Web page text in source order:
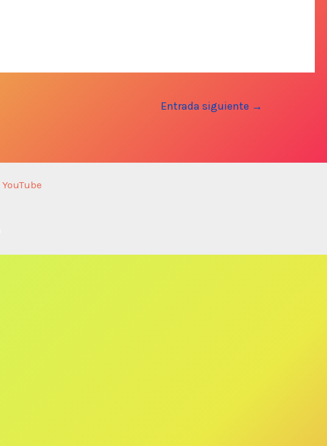
Entrada siguiente →
YouTube